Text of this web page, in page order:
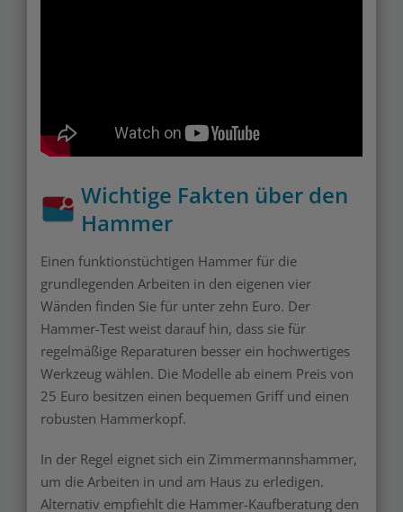
Wichtige Fakten über den
Hammer
Einen funktionstüchtigen Hammer für die
grundlegenden Arbeiten in den eigenen vier
Wänden finden Sie für unter zehn Euro. Der
Hammer-Test weist darauf hin, dass sie für
regelmäßige Reparaturen besser ein hochwertiges
Werkzeug wählen. Die Modelle ab einem Preis von
25 Euro besitzen einen bequemen Griff und einen
robusten Hammerkopf.
In der Regel eignet sich ein Zimmermannshammer,
um die Arbeiten in und am Haus zu erledigen.
Alternativ empfiehlt die Hammer-Kaufberatung den